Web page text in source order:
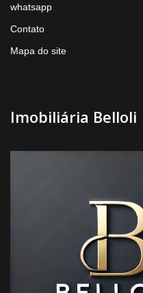
whatsapp
Contato
Mapa do site
Imobiliária Belloli